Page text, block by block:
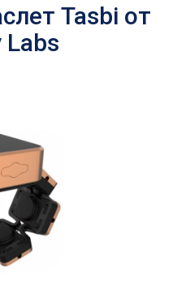
Tasbi от
Labs